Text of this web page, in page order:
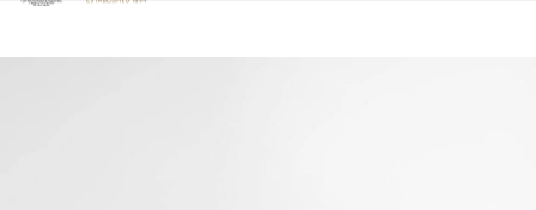
Clicca per visualizzare la nostra Dichiarazione di Accessibilità